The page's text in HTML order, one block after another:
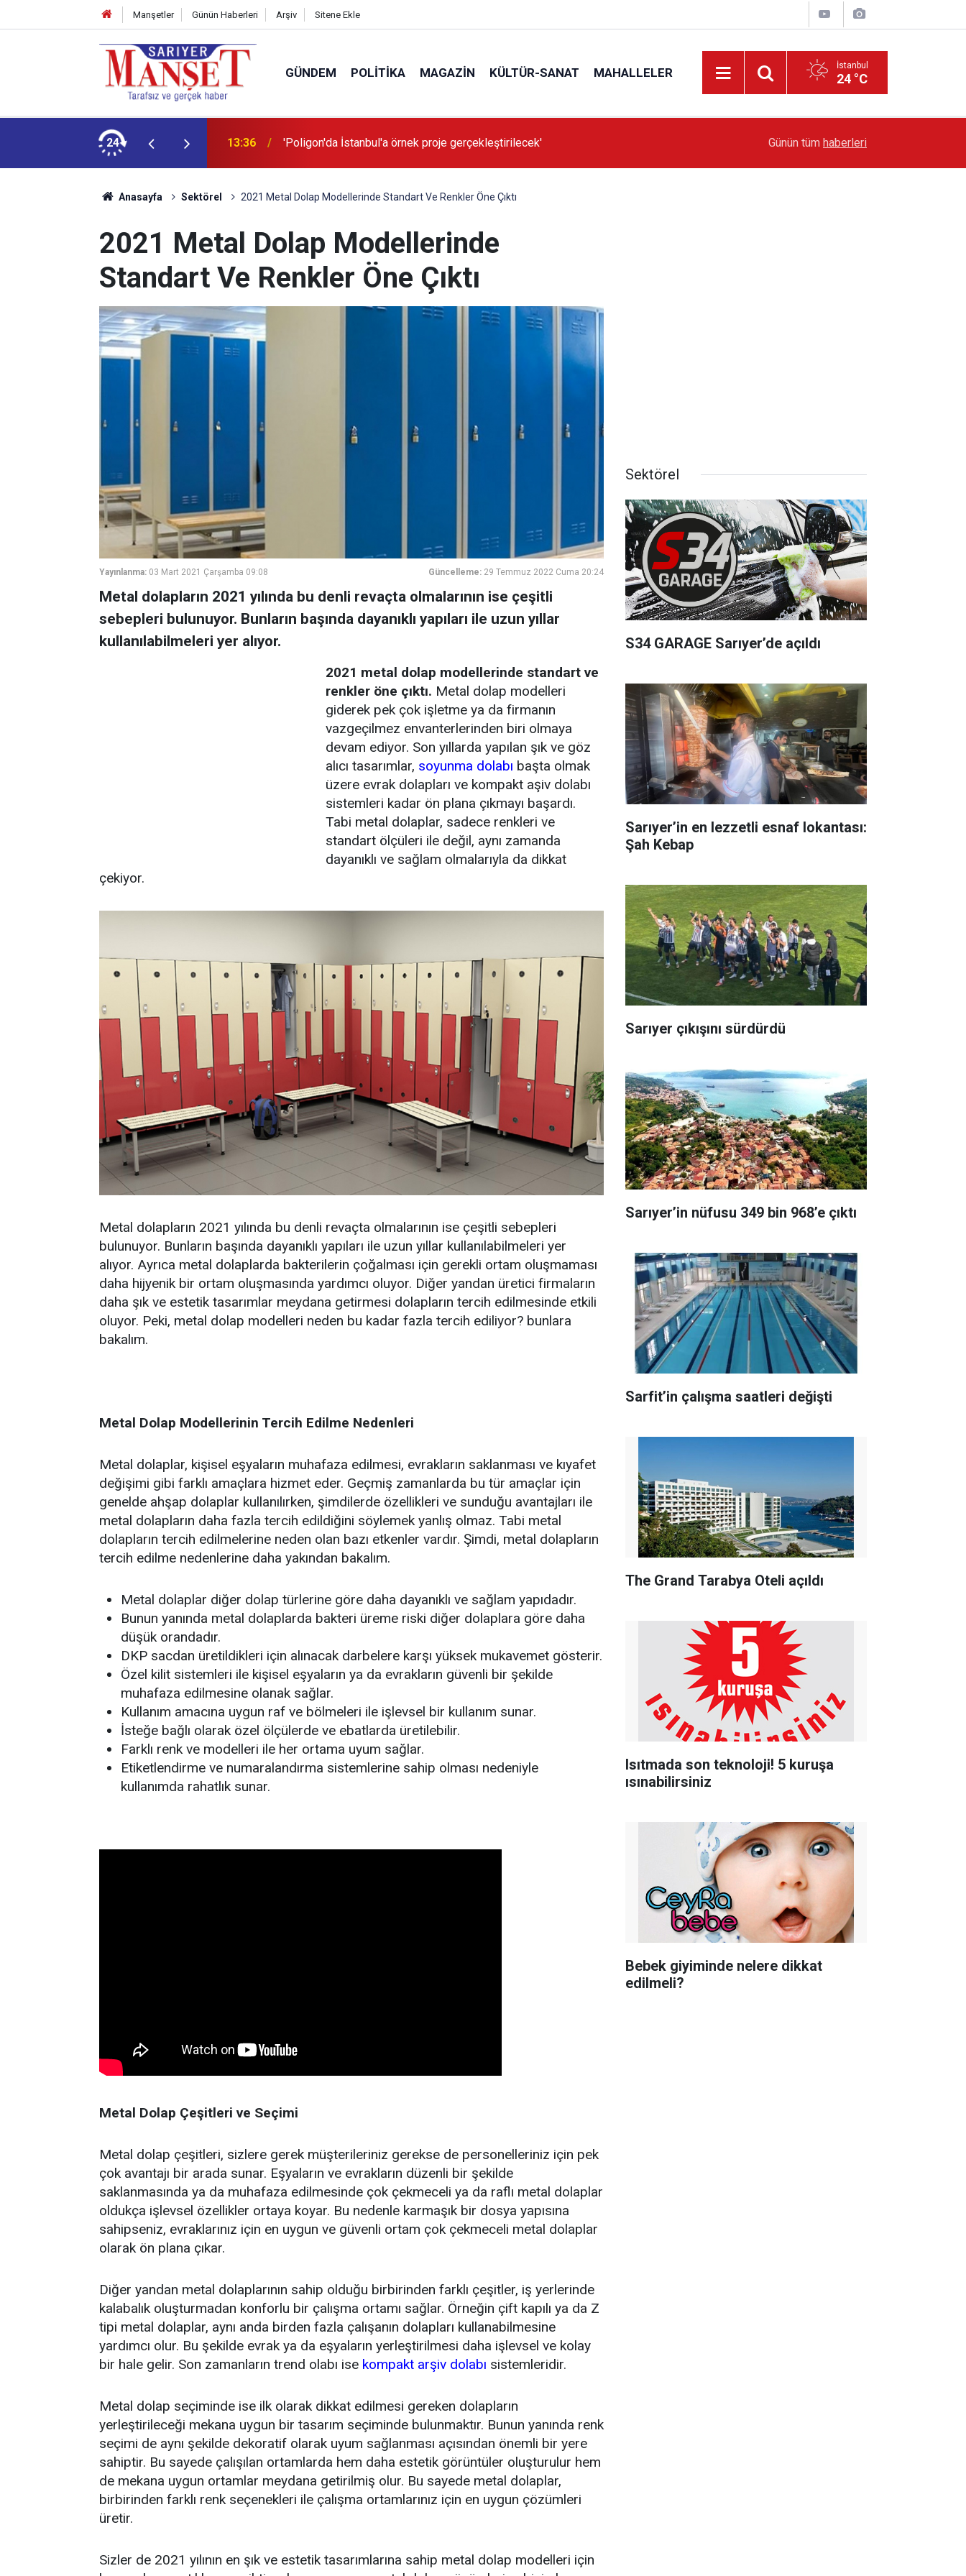
Manşetler Günün Haberleri Arşiv Sitene Ekle
GÜNDEM POLITIKA MAGAZIN KÜLTÜR-SANAT MAHALLELER İstanbul
24 °C
24 13:36 'Poligon'da İstanbul'a örnek proje gerçekleştirilecek' Sarıyer’de Edebiyat Rüzgârı Esecek
Günün tüm haberleri
Anasayfa Sektörel 2021 Metal Dolap Modellerinde Standart Ve Renkler Öne Çıktı
2021 Metal Dolap Modellerinde
Standart Ve Renkler Öne Çıktı
Yayınlanma: 03 Mart 2021 Çarşamba 09:08 Güncelleme: 29 Temmuz 2022 Cuma 20:24
Metal dolapların 2021 yılında bu denli revaçta olmalarının ise çeşitli
sebepleri bulunuyor. Bunların başında dayanıklı yapıları ile uzun yıllar
kullanılabilmeleri yer alıyor.
2021 metal dolap modellerinde standart ve
renkler öne çıktı. Metal dolap modelleri
giderek pek çok işletme ya da firmanın
vazgeçilmez envanterlerinden biri olmaya
devam ediyor. Son yıllarda yapılan şık ve göz
alıcı tasarımlar, soyunma dolabı başta olmak
üzere evrak dolapları ve kompakt aşiv dolabı
sistemleri kadar ön plana çıkmayı başardı.
Tabi metal dolaplar, sadece renkleri ve
standart ölçüleri ile değil, aynı zamanda
dayanıklı ve sağlam olmalarıyla da dikkat
çekiyor.
Metal dolapların 2021 yılında bu denli revaçta olmalarının ise çeşitli sebepleri
bulunuyor. Bunların başında dayanıklı yapıları ile uzun yıllar kullanılabilmeleri yer
alıyor. Ayrıca metal dolaplarda bakterilerin çoğalması için gerekli ortam oluşmaması
daha hijyenik bir ortam oluşmasında yardımcı oluyor. Diğer yandan üretici firmaların
daha şık ve estetik tasarımlar meydana getirmesi dolapların tercih edilmesinde etkili
oluyor. Peki, metal dolap modelleri neden bu kadar fazla tercih ediliyor? bunlara
bakalım.
Metal Dolap Modellerinin Tercih Edilme Nedenleri
Metal dolaplar, kişisel eşyaların muhafaza edilmesi, evrakların saklanması ve kıyafet
değişimi gibi farklı amaçlara hizmet eder. Geçmiş zamanlarda bu tür amaçlar için
genelde ahşap dolaplar kullanılırken, şimdilerde özellikleri ve sunduğu avantajları ile
metal dolapların daha fazla tercih edildiğini söylemek yanlış olmaz. Tabi metal
dolapların tercih edilmelerine neden olan bazı etkenler vardır. Şimdi, metal dolapların
tercih edilme nedenlerine daha yakından bakalım.
Metal dolaplar diğer dolap türlerine göre daha dayanıklı ve sağlam yapıdadır.
Bunun yanında metal dolaplarda bakteri üreme riski diğer dolaplara göre daha
düşük orandadır.
DKP sacdan üretildikleri için alınacak darbelere karşı yüksek mukavemet gösterir.
Özel kilit sistemleri ile kişisel eşyaların ya da evrakların güvenli bir şekilde
muhafaza edilmesine olanak sağlar.
Kullanım amacına uygun raf ve bölmeleri ile işlevsel bir kullanım sunar.
İsteğe bağlı olarak özel ölçülerde ve ebatlarda üretilebilir.
Farklı renk ve modelleri ile her ortama uyum sağlar.
Etiketlendirme ve numaralandırma sistemlerine sahip olması nedeniyle
kullanımda rahatlık sunar.
Metal Dolap Çeşitleri ve Seçimi
Metal dolap çeşitleri, sizlere gerek müşterileriniz gerekse de personelleriniz için pek
çok avantajı bir arada sunar. Eşyaların ve evrakların düzenli bir şekilde
saklanmasında ya da muhafaza edilmesinde çok çekmeceli ya da raflı metal dolaplar
oldukça işlevsel özellikler ortaya koyar. Bu nedenle karmaşık bir dosya yapısına
sahipseniz, evraklarınız için en uygun ve güvenli ortam çok çekmeceli metal dolaplar
olarak ön plana çıkar.
Diğer yandan metal dolaplarının sahip olduğu birbirinden farklı çeşitler, iş yerlerinde
kalabalık oluşturmadan konforlu bir çalışma ortamı sağlar. Örneğin çift kapılı ya da Z
tipi metal dolaplar, aynı anda birden fazla çalışanın dolapları kullanabilmesine
yardımcı olur. Bu şekilde evrak ya da eşyaların yerleştirilmesi daha işlevsel ve kolay
bir hale gelir. Son zamanların trend olabı ise kompakt arşiv dolabı sistemleridir.
Metal dolap seçiminde ise ilk olarak dikkat edilmesi gereken dolapların
yerleştirileceği mekana uygun bir tasarım seçiminde bulunmaktır. Bunun yanında renk
seçimi de aynı şekilde dekoratif olarak uyum sağlanması açısından önemli bir yere
sahiptir. Bu sayede çalışılan ortamlarda hem daha estetik görüntüler oluşturulur hem
de mekana uygun ortamlar meydana getirilmiş olur. Bu sayede metal dolaplar,
birbirinden farklı renk seçenekleri ile çalışma ortamlarınız için en uygun çözümleri
üretir.
Sizler de 2021 yılının en şık ve estetik tasarımlarına sahip metal dolap modelleri için
Sektörel
S34 GARAGE Sarıyer’de açıldı
Sarıyer’in en lezzetli esnaf lokantası:
Şah Kebap
Sarıyer çıkışını sürdürdü
Sarıyer’in nüfusu 349 bin 968’e çıktı
Sarfit’in çalışma saatleri değişti
The Grand Tarabya Oteli açıldı
Isıtmada son teknoloji! 5 kuruşa
ısınabilirsiniz
Bebek giyiminde nelere dikkat
edilmeli?